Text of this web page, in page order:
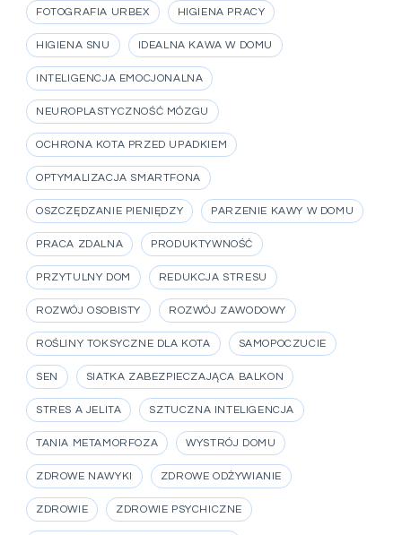
FOTOGRAFIA URBEX HIGIENA PRACY
HIGIENA SNU IDEALNA KAWA W DOMU
INTELIGENCJA EMOCJONALNA
NEUROPLASTYCZNOŚĆ MÓZGU
OCHRONA KOTA PRZED UPADKIEM
OPTYMALIZACJA SMARTFONA
OSZCZĘDZANIE PIENIĘDZY PARZENIE KAWY W DOMU
PRACA ZDALNA PRODUKTYWNOŚĆ
PRZYTULNY DOM REDUKCJA STRESU
ROZWÓJ OSOBISTY ROZWÓJ ZAWODOWY
ROŚLINY TOKSYCZNE DLA KOTA SAMOPOCZUCIE
SEN SIATKA ZABEZPIECZAJĄCA BALKON
STRES A JELITA SZTUCZNA INTELIGENCJA
TANIA METAMORFOZA WYSTRÓJ DOMU
ZDROWE NAWYKI ZDROWE ODŻYWIANIE
ZDROWIE ZDROWIE PSYCHICZNE